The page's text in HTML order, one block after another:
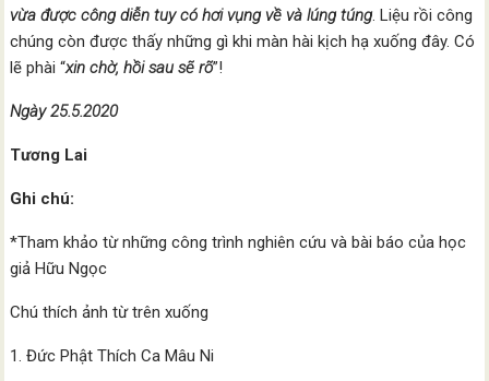
vừa được công diễn tuy có hơi vụng về và lúng túng. Liệu rồi công
chúng còn được thấy những gì khi màn hài kịch hạ xuống đây. Có
lẽ phài “xin chờ, hồi sau sẽ rõ”!
Ngày 25.5.2020
Tương Lai
Ghi chú:
*Tham khảo từ những công trình nghiên cứu và bài báo của học
giả Hữu Ngọc
Chú thích ảnh từ trên xuống
1. Đức Phật Thích Ca Mâu Ni